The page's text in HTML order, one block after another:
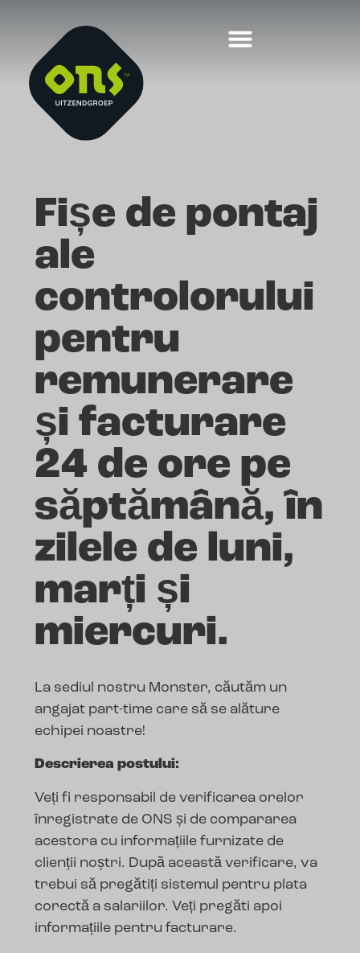
Fișe de pontaj
ale
controlorului
pentru
remunerare
și facturare
24 de ore pe
săptămână, în
zilele de luni,
marți și
miercuri.
La sediul nostru Monster, căutăm un
angajat part-time care să se alăture
echipei noastre!
Descrierea postului:
Veți fi responsabil de verificarea orelor
înregistrate de ONS și de compararea
acestora cu informațiile furnizate de
clienții noștri. După această verificare, va
trebui să pregătiți sistemul pentru plata
corectă a salariilor. Veți pregăti apoi
informațiile pentru facturare.